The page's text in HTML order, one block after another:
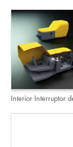
Interior Interruptor